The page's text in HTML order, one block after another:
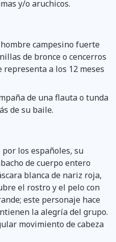
y/o aruchicos.
campesino fuerte
de bronce o cencerros
representa a los 12 meses
de una flauta o tunda
de su baile.
los españoles, su
de cuerpo entero
blanca de nariz roja,
el rostro y el pelo con
este personaje hace
la alegría del grupo.
movimiento de cabeza